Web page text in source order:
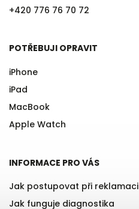
+420 776 76 70 72
POTŘEBUJI OPRAVIT
iPhone
iPad
MacBook
Apple Watch
INFORMACE PRO VÁS
Jak postupovat při reklamaci
Jak funguje diagnostika